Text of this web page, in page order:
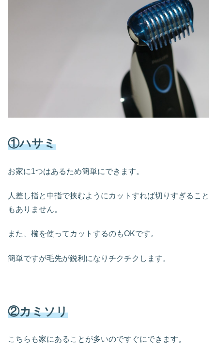
①ハサミ
お家に1つはあるため簡単にできます。
人差し指と中指で挟むようにカットすれば切りすぎること
もありません。
また、櫛を使ってカットするのもOKです。
簡単ですが毛先が鋭利になりチクチクします。
②カミソリ
こちらも家にあることが多いのですぐにできます。